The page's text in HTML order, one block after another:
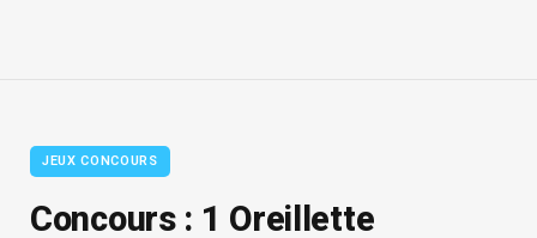
JEUX CONCOURS
Concours : 1 Oreillette